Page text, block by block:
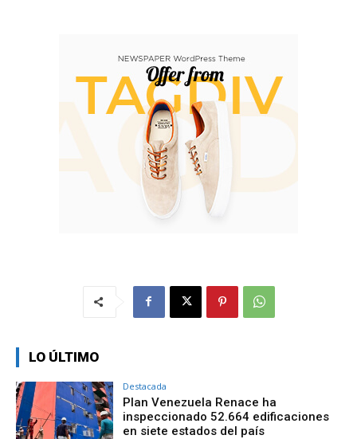
LO ÚLTIMO
Destacada
Plan Venezuela Renace ha
inspeccionado 52.664 edificaciones
en siete estados del país